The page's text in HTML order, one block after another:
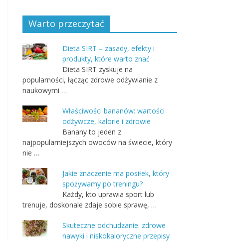
Warto przeczytać
Dieta SIRT – zasady, efekty i
produkty, które warto znać
Dieta SIRT zyskuje na
popularności, łącząc zdrowe odżywianie z
naukowymi …
Właściwości bananów: wartości
odżywcze, kalorie i zdrowie
Banany to jeden z
najpopularniejszych owoców na świecie, który
nie …
Jakie znaczenie ma posiłek, który
spożywamy po treningu?
Każdy, kto uprawia sport lub
trenuje, doskonale zdaje sobie sprawę, …
Skuteczne odchudzanie: zdrowe
nawyki i niskokaloryczne przepisy